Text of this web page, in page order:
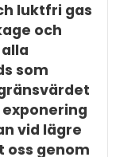
luktfri gas
och
som
vid lägre
oss genom